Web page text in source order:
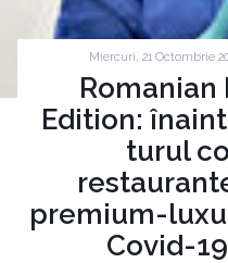
Miercuri, 21 Octombrie
Romanian
Edition:
turul
premium-
Covid-